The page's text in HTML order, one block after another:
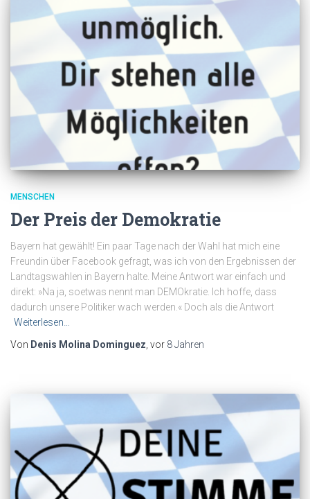
MENSCHEN
Der Preis der Demokratie
Bayern hat gewählt! Ein paar Tage nach der Wahl hat mich eine
Freundin über Facebook gefragt, was ich von den Ergebnissen der
Landtagswahlen in Bayern halte. Meine Antwort war einfach und
direkt: »Na ja, soetwas nennt man DEMOkratie. Ich hoffe, dass
dadurch unsere Politiker wach werden.« Doch als die Antwort
Weiterlesen…
Von Denis Molina Dominguez, vor 8 Jahren